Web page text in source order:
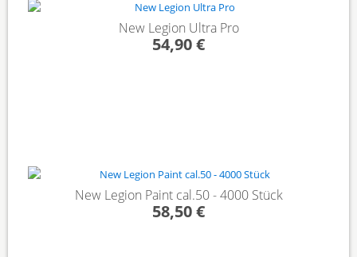
New Legion Ultra Pro
54,90 €
New Legion Paint cal.50 - 4000 Stück
58,50 €